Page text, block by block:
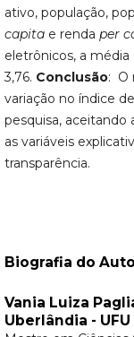
ativo, população,
capitae renda per
eletrônicos, a
3,76. Conclusão: O
variação no índice
pesquisa, aceitando
as variáveis
transparência.
Biografia do
Vania Luiza
Uberlândia - UFU